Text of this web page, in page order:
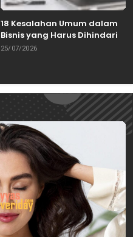
18 Kesalahan Umum dalam
Bisnis yang Harus Dihindari
25/07/2026